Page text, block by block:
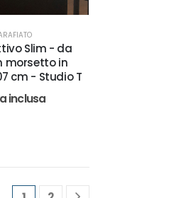
Slim - da
morsetto in
cm - Studio T
inclusa